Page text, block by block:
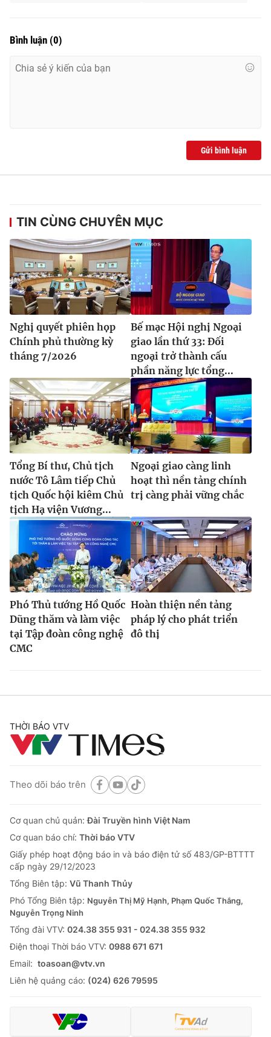
Bình luận (0)
Gửi bình luận
TIN CÙNG CHUYÊN MỤC
Nghị quyết phiên họp
Chính phủ thường kỳ
tháng 7/2026
Bế mạc Hội nghị Ngoại
giao lần thứ 33: Đối
ngoại trở thành cấu
phần năng lực tổng...
Tổng Bí thư, Chủ tịch
nước Tô Lâm tiếp Chủ
tịch Quốc hội kiêm Chủ
tịch Hạ viện Vương...
Ngoại giao càng linh
hoạt thì nền tảng chính
trị càng phải vững chắc
Phó Thủ tướng Hồ Quốc
Dũng thăm và làm việc
tại Tập đoàn công nghệ
CMC
Hoàn thiện nền tảng
pháp lý cho phát triển
đô thị
THỜI BÁO VTV
Theo dõi báo trên
Cơ quan chủ quản:Đài Truyền hình Việt Nam
Cơ quan báo chí: Thời báo VTV
Giấy phép hoạt động báo in và báo điện tử số 483/GP-BTTTT
cấp ngày 29/12/2023
Tổng Biên tập: Vũ Thanh Thủy
Phó Tổng Biên tập: Nguyễn Thị Mỹ Hạnh, Phạm Quốc Thắng,
Nguyễn Trọng Ninh
Tổng đài VTV: 024.38 355 931 - 024.38 355 932
Ðiện thoại Thời báo VTV: 0988 671 671
Email: toasoan@vtv.vn
Liên hệ quảng cáo: (024) 626 79595